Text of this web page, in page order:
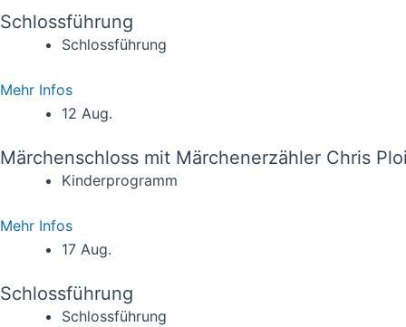
Schlossführung
Schlossführung
Mehr Infos
12 Aug.
Märchenschloss mit Märchenerzähler Chris
Kinderprogramm
Mehr Infos
17 Aug.
Schlossführung
Schlossführung